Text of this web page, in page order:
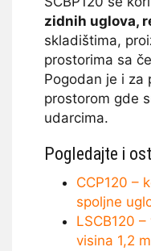
zidnih uglova,
skladištima,
prostorima sa
Pogodan je i za
prostorom gde
udarcima.
Pogledajte i
CCP120 –
spoljne
LSCB120
visina 1,2 m